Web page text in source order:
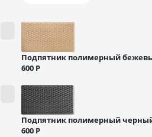
Подпятник полимерный
600 Р
Подпятник полимерный
600 Р